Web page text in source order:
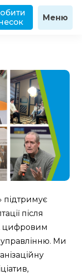
Меню
підтримує
після
цифровим
Ми